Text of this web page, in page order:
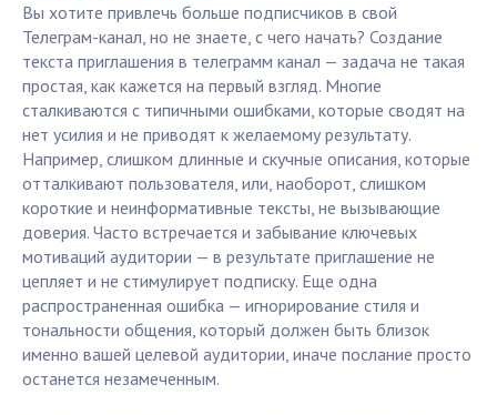
Вы хотите привлечь больше подписчиков в свой
Телеграм-канал, но не знаете, с чего начать? Создание
текста приглашения в телеграмм канал — задача не такая
простая, как кажется на первый взгляд. Многие
сталкиваются с типичными ошибками, которые сводят на
нет усилия и не приводят к желаемому результату.
Например, слишком длинные и скучные описания, которые
отталкивают пользователя, или, наоборот, слишком
короткие и неинформативные тексты, не вызывающие
доверия. Часто встречается и забывание ключевых
мотиваций аудитории — в результате приглашение не
цепляет и не стимулирует подписку. Еще одна
распространенная ошибка — игнорирование стиля и
тональности общения, который должен быть близок
именно вашей целевой аудитории, иначе послание просто
останется незамеченным.